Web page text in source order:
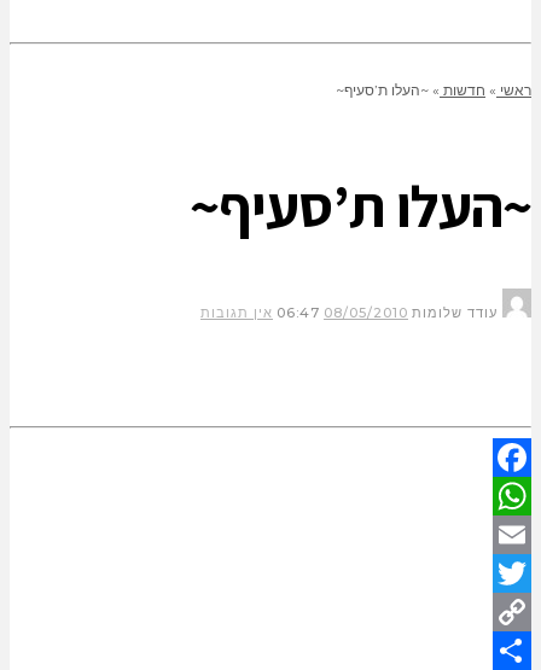
ראשי » חדשות » ~העלו ת’סעיף~
~העלו ת’סעיף~
עודד שלומות 08/05/2010
06:47 אין תגובות
Facebook
WhatsApp
Email
Twitter
Copy